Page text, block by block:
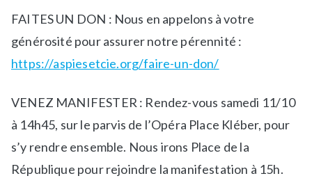
a
i
FAITES UN DON : Nous en appelons à votre
générosité pour assurer notre pérennité :
https://aspiesetcie.org/faire-un-don/
VENEZ MANIFESTER : Rendez-vous samedi 11/10
à 14h45, sur le parvis de l’Opéra Place Kléber, pour
s’y rendre ensemble. Nous irons Place de la
République pour rejoindre la manifestation à 15h.